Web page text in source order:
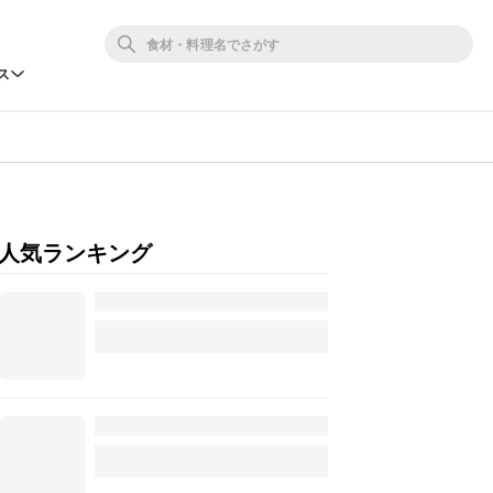
人気ランキング